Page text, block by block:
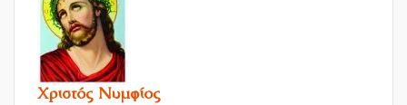
Χριστός Νυμφίος